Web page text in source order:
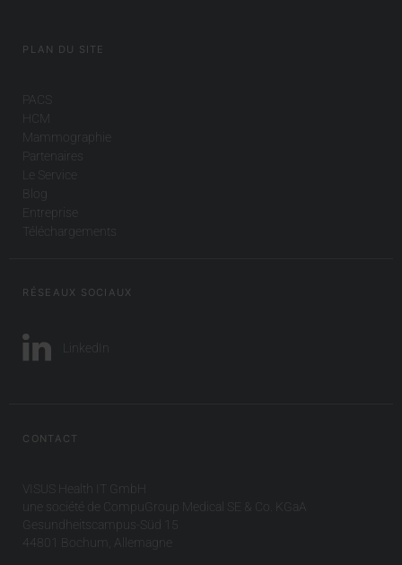
PLAN DU SITE
PACS
HCM
Mammographie
Partenaires
Le Service
Blog
Entreprise
Téléchargements
RÉSEAUX SOCIAUX
LinkedIn
CONTACT
VISUS Health IT GmbH
une société de CompuGroup Medical SE & Co. KGaA
Gesundheitscampus-Süd 15
44801 Bochum, Allemagne